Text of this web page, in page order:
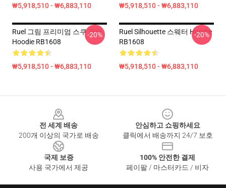
₩5,918,510 - ₩6,883,110 ₩5,918,510 - ₩6,883,110
Ruel 그림 프리미엄 스쿠 퍼버
Hoodie RB1608
₩5,918,510 - ₩6,883,110
-20%
Ruel Silhouette 스웨터 Hoodie
RB1608
₩5,918,510 - ₩6,883,110
-20%
전 세계 배송
200개 이상의 국가로 배송
안심하고 쇼핑하세요
클릭에서 배송까지 24/7 보호
국제 보증
사용 국가에서 제공
100% 안전한 결제
페이팔 / 마스터카드 / 비자